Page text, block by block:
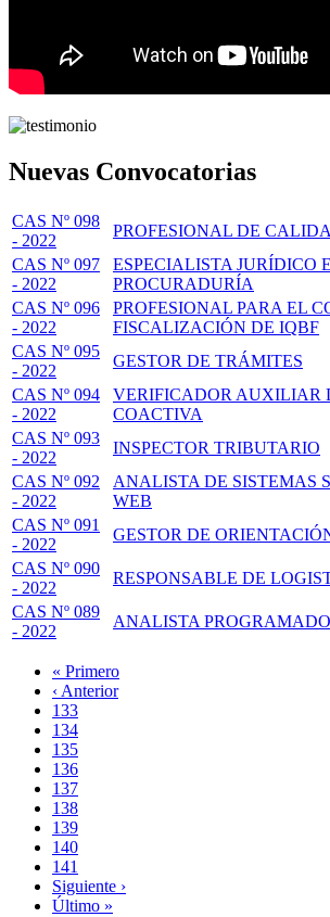
Nuevas Convocatorias
CAS Nº 098
- 2022
PROFESIONAL DE
CAS Nº 097
- 2022
ESPECIALISTA JURÍDICO
PROCURADURÍA
CAS Nº 096
- 2022
PROFESIONAL PARA EL
FISCALIZACIÓN DE IQBF
CAS Nº 095
- 2022
GESTOR DE TRÁMITES
CAS Nº 094
- 2022
VERIFICADOR AUXILIAR
COACTIVA
CAS Nº 093
- 2022
INSPECTOR TRIBUTARIO
CAS Nº 092
- 2022
ANALISTA DE SISTEMAS
WEB
CAS Nº 091
- 2022
GESTOR DE
CAS Nº 090
- 2022
RESPONSABLE DE
CAS Nº 089
- 2022
ANALISTA
Paginación
Primera
página
« Primero
Página
anterior
‹ Anterior
Page
133
Page
134
Page
135
Page
136
Página
actual
137
Page
138
Page
139
Page
140
Page
141
Siguiente
página
Siguiente ›
Última
Último »